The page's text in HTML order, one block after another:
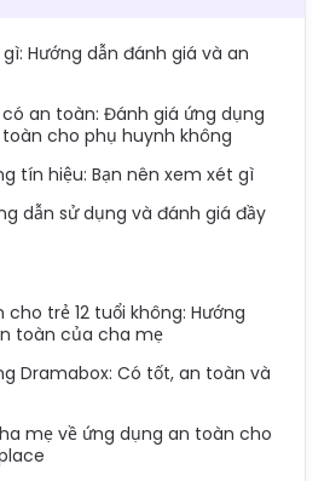
Hướng dẫn đánh giá và an
an toàn: Đánh giá ứng dụng
cho phụ huynh không
tín hiệu: Bạn nên xem xét gì
dẫn sử dụng và đánh giá đầy
trẻ 12 tuổi không: Hướng
toàn của cha mẹ
Dramabox: Có tốt, an toàn và
mẹ về ứng dụng an toàn cho